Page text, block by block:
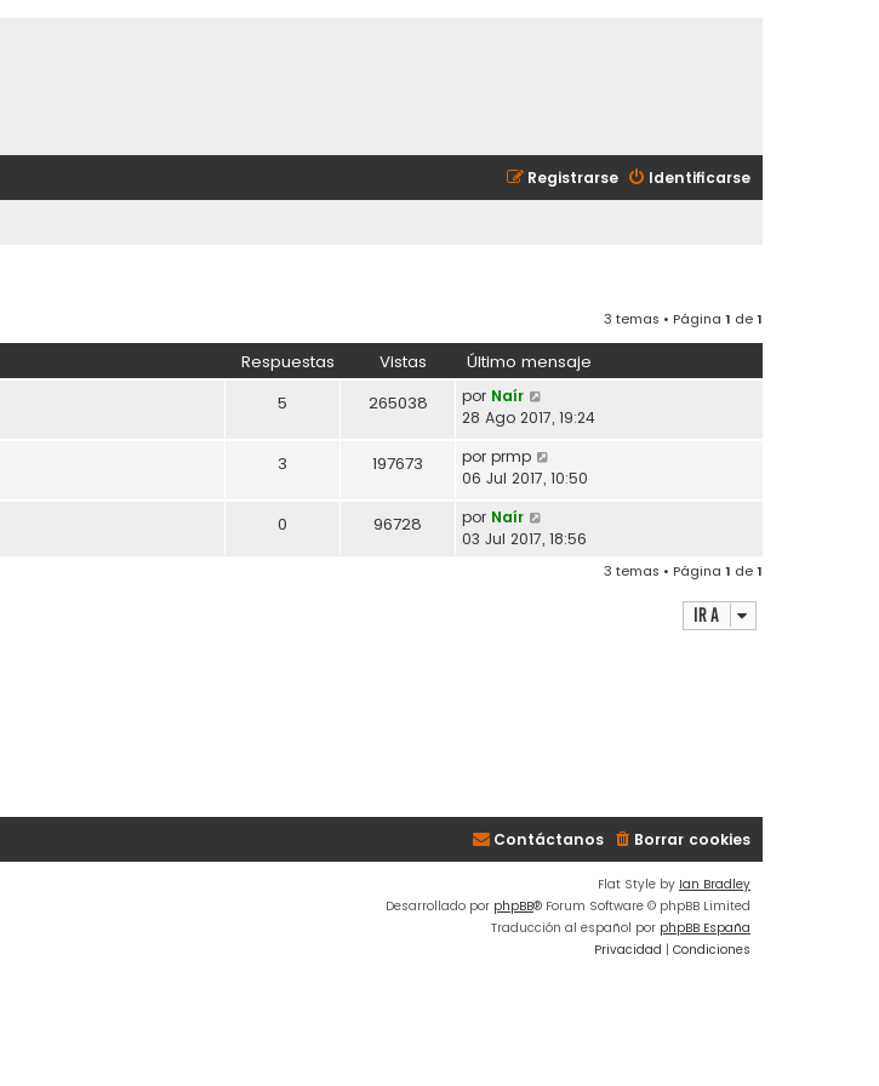
Identificarse
Registrarse
3 temas • Página 1 de1
Respuestas Vistas Último mensaje
5 265038 por Naír
28 Ago 2017, 19:24
3 197673 por prmp
06 Jul 2017, 10:50
0 96728 por Naír
03 Jul 2017, 18:56
3 temas • Página 1 de1
Ir a
Borrar cookies
Contáctanos
Flat Style by Ian Bradley
Desarrollado por phpBB® Forum Software © phpBB Limited
Traducción al español por phpBB España
Privacidad | Condiciones